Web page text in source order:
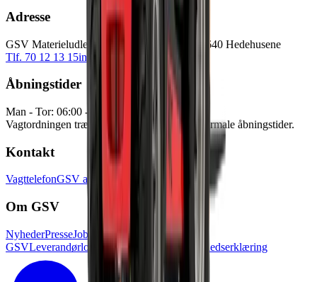
Adresse
GSV Materieludlejning A/S Baldersbuen 5 2640 Hedehusene
Tlf. 70 12 13 15info@gsv.dk
Åbningstider
Man - Tor: 06:00 - 16:30
Fre: 06:00 - 15:00
Vagtordningen træder i kraft udenfor vores normale åbningstider.
Kontakt
VagttelefonGSV afdelinger Pressekontakt
Om GSV
NyhederPresseJob i
GSVLeverandørlogin Kundelogin Tilgænglighedserklæring